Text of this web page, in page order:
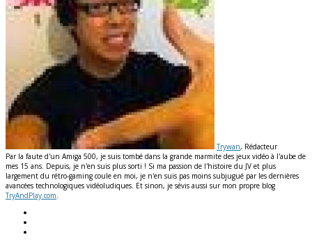
Trywan, Rédacteur
Par la faute d'un Amiga 500, je suis tombé dans la grande marmite des jeux vidéo à l'aube de
mes 15 ans. Depuis, je n'en suis plus sorti ! Si ma passion de l'histoire du JV et plus
largement du rétro-gaming coule en moi, je n'en suis pas moins subjugué par les dernières
avancées technologiques vidéoludiques. Et sinon, je sévis aussi sur mon propre blog
TryAndPlay.com